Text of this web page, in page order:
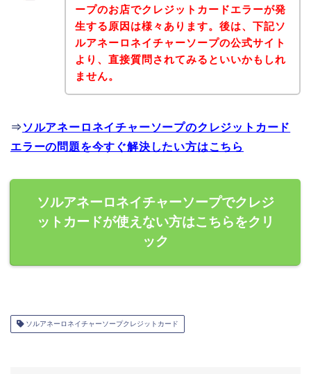
ープのお店でクレジットカードエラーが発
生する原因は様々あります。後は、下記ソ
ルアネーロネイチャーソープの公式サイト
より、直接質問されてみるといいかもしれ
ません。
⇒ ソルアネーロネイチャーソープのクレジットカード
エラーの問題を今すぐ解決したい方はこちら
ソルアネーロネイチャーソープでクレジ
ットカードが使えない方はこちらをクリ
ック
ソルアネーロネイチャーソープクレジットカード